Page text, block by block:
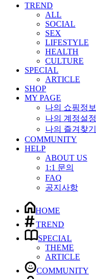
TREND
ALL
SOCIAL
SEX
LIFESTYLE
HEALTH
CULTURE
SPECIAL
ARTICLE
SHOP
MY PAGE
나의 쇼핑정보
나의 계정설정
나의 즐겨찾기
COMMUNITY
HELP
ABOUT US
1:1 문의
FAQ
공지사항
HOME
TREND
SPECIAL
THEME
ARTICLE
COMMUNITY